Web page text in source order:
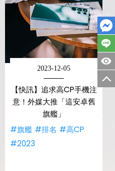
2023-12-05
【快訊】追求高CP手機注
意！外媒大推「這安卓舊
旗艦」
#旗艦 #排名 #高CP
#2023